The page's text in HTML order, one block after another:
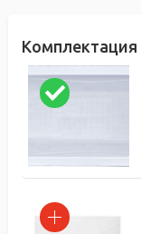
Комплектация